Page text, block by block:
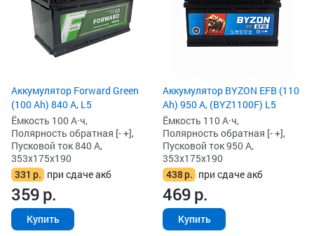
Аккумулятор Forward Green
(100 Ah) 840 А, L5
Ёмкость 100 А·ч,
Полярность обратная [- +],
Пусковой ток 840 А,
353x175x190
331 р. при сдаче акб
359р.
Купить
Аккумулятор BYZON EFB (110
Ah) 950 А, (BYZ1100F) L5
Ёмкость 110 А·ч,
Полярность обратная [- +],
Пусковой ток 950 А,
353x175x190
438р. при сдаче акб
469р.
Купить